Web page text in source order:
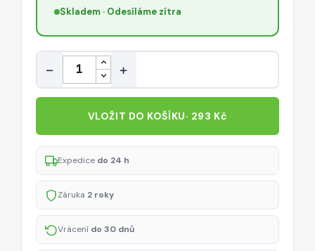
–
černý
Skladem · Odesíláme zítra
Množství
− +
VLOŽIT DO KOŠÍKU· 293 Kč
Expedice do 24 h
Záruka 2 roky
Vrácení do 30 dnů